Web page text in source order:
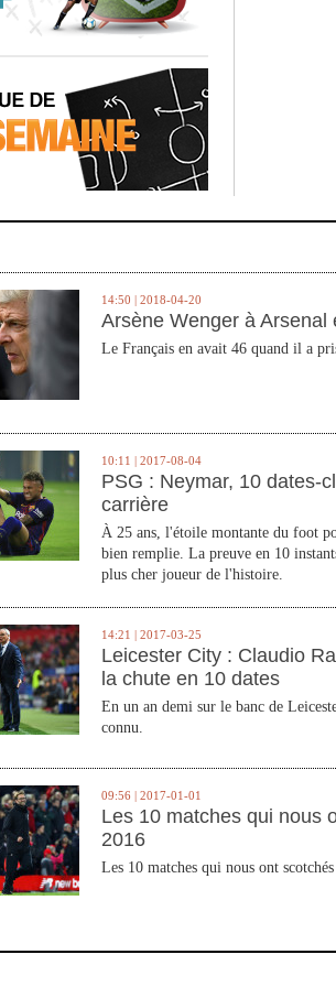
14:50 | 2018-04-20
Arsène Wenger à Arsenal
Le Français en avait 46 quand il a
10:11 | 2017-08-04
PSG : Neymar, 10 dates-
carrière
À 25 ans, l'étoile montante du foot
bien remplie. La preuve en 10
plus cher joueur de l'histoire.
14:21 | 2017-03-25
Leicester City : Claudio
la chute en 10 dates
En un an demi sur le banc de
connu.
09:56 | 2017-01-01
Les 10 matches qui nous
2016
Les 10 matches qui nous ont